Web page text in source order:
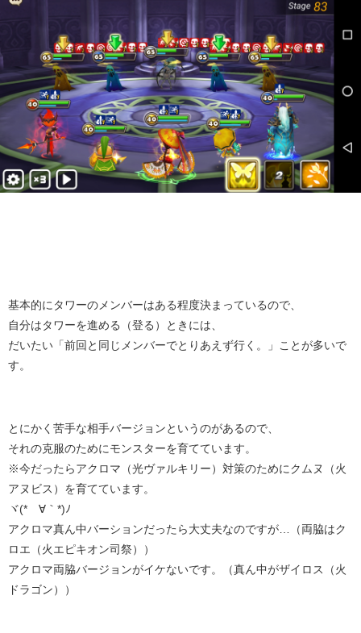
基本的にタワーのメンバーはある程度決まっているので、
自分はタワーを進める（登る）ときには、
だいたい「前回と同じメンバーでとりあえず行く。」ことが多いで
す。
とにかく苦手な相手バージョンというのがあるので、
それの克服のためにモンスターを育てています。
※今だったらアクロマ（光ヴァルキリー）対策のためにクムヌ（火
アヌビス）を育てています。
ヾ(*´∀｀*)ﾉ
アクロマ真ん中バーションだったら大丈夫なのですが…（両脇はク
ロエ（火エピキオン司祭））
アクロマ両脇バージョンがイケないです。（真ん中がザイロス（火
ドラゴン））